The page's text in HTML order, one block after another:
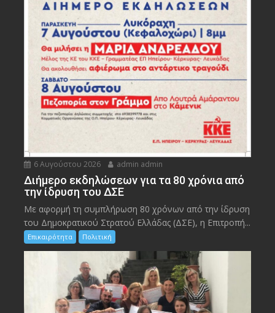
6 Αυγούστου 2026 admin admin
Διήμερο εκδηλώσεων για τα 80 χρόνια από
την ίδρυση του ΔΣΕ
Με αφορμή τη συμπλήρωση 80 χρόνων από την ίδρυση
του Δημοκρατικού Στρατού Ελλάδας (ΔΣΕ), η Επιτροπή...
Επικαιρότητα Πολιτική